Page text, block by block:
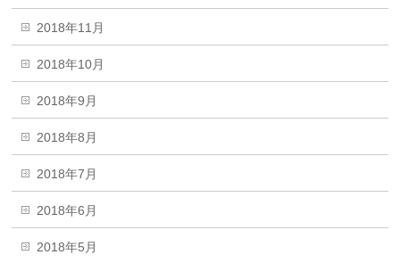
2018年11月
2018年10月
2018年9月
2018年8月
2018年7月
2018年6月
2018年5月